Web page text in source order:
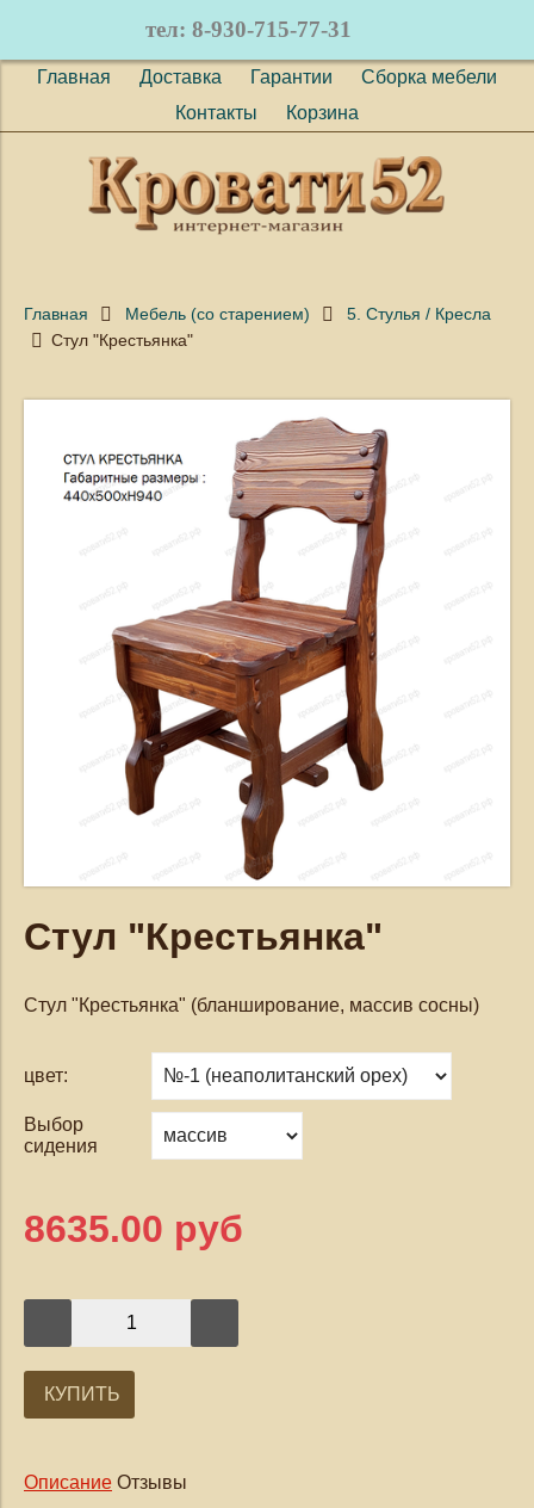
тел: 8-930-715-77-31
Главная Доставка Гарантии
Сборка мебели
Контакты
Корзина
Главная Мебель (со старением)
5. Стулья / Кресла
Стул "Крестьянка"
Стул "Крестьянка"
Стул "Крестьянка" (бланширование, массив сосны)
цвет:
Выбор
сидения
8635.00 руб
КУПИТЬ
Описание Отзывы